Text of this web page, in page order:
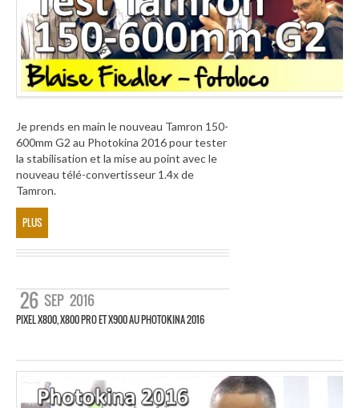
Je prends en main le nouveau Tamron 150-
600mm G2 au Photokina 2016 pour tester
la stabilisation et la mise au point avec le
nouveau télé-convertisseur 1.4x de
Tamron.
PLUS
26 SEP 2016
PIXEL X800, X800 PRO ET X900 AU PHOTOKINA 2016